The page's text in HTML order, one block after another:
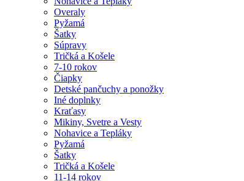
Overaly
Pyžamá
Šatky
Súpravy
Tričká a Košele
7-10 rokov
Čiapky
Detské pančuchy a ponožky
Iné doplnky
Kraťasy
Mikiny, Svetre a Vesty
Nohavice a Tepláky
Pyžamá
Šatky
Tričká a Košele
11-14 rokov